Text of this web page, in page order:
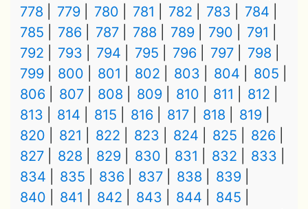
778
779 780 781 782 783
784
785
786 787 788 789 790
791
792
793 794 795 796 797
798
799
800 801 802 803 804
805
806
807 808 809 810 811
812
813
814 815 816 817 818
819
820
821 822 823 824 825
826
827
828 829 830 831 832
833
834
835 836 837 838
839
840
841 842 843 844
845